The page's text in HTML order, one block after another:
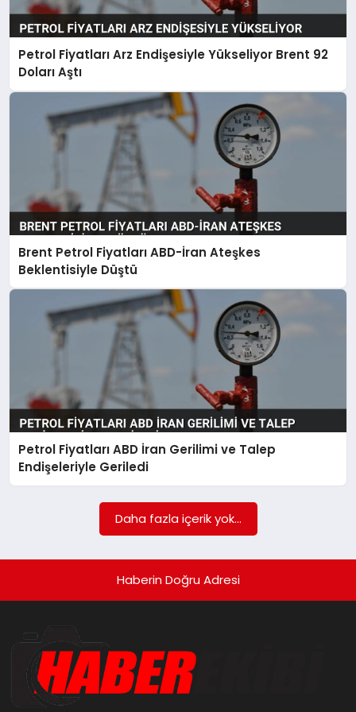
SAĞLIK
SPOR
Petrol Fiyatları Arz Endişesiyle Yükseliyor Brent 92
Doları Aştı
Brent Petrol Fiyatları ABD-İran Ateşkes
Beklentisiyle Düştü
Petrol Fiyatları ABD İran Gerilimi ve Talep
Endişeleriyle Geriledi
Daha fazla içerik yok...
Haberin Doğru Adresi